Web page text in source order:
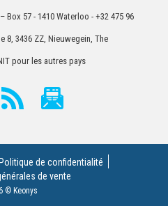
Box 57 - 1410 Waterloo - +32 475 96
8, 3436 ZZ, Nieuwegein, The
pour les autres pays
Politique de confidentialité
de vente
© Keonys